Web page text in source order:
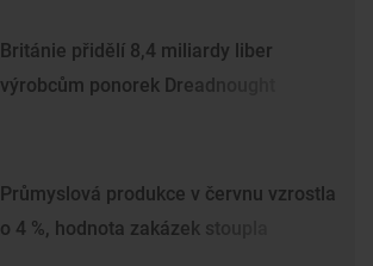
Británie přidělí 8,4 miliardy liber
výrobcům ponorek Dreadnought
Průmyslová produkce v červnu vzrostla
o 4 %, hodnota zakázek stoupla